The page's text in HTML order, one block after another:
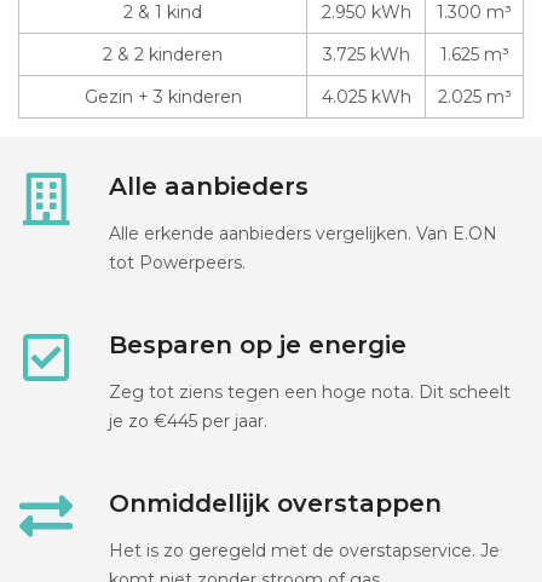
2 & 1 kind
2.950 kWh
1.300 m³
2 & 2 kinderen
3.725 kWh
1.625 m³
Gezin + 3 kinderen
4.025 kWh 2.025 m³
Alle aanbieders
Alle erkende aanbieders vergelijken. Van E.ON
tot Powerpeers.
Besparen op je energie
Zeg tot ziens tegen een hoge nota. Dit scheelt
je zo €445 per jaar.
Onmiddellijk overstappen
Het is zo geregeld met de overstapservice. Je